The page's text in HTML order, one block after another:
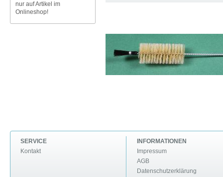
nur auf Artikel im
Onlineshop!
SERVICE
Kontakt
INFORMATIONEN
Impressum
AGB
Datenschutzerklärung